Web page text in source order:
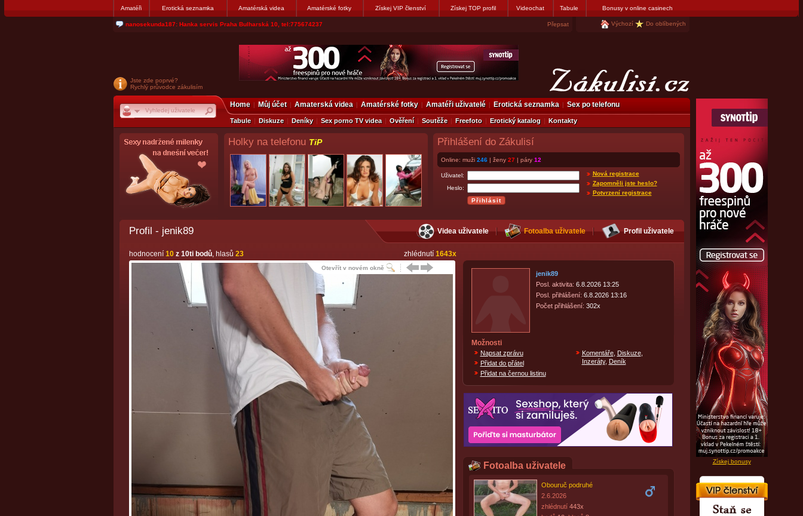
Amatéři Erotická seznamka Amatérská videa Amatérské fotky Získej VIP členství Získej TOP profil Videochat Tabule Bonusy v online casinech
jjoseff: Najde se par, ktery nekdy přemýšlel o divákovi. Napiste Přepsat Výchozí Do oblíbených
Získej bonusy
Jste zde poprvé?
Rychlý průvodce zákulisím
Home Můj účet Amaterská videa Amatérské fotky Amatéři uživatelé Erotická seznamka Sex po telefonu
Tabule Diskuze Deníky Sex porno TV videa Ověření Soutěže Freefoto Erotický katalog Kontakty
Holky na telefonu TiP Přihlášení do Zákulisí
Online: muži 246| ženy 27| páry 12
Uživatel:
Heslo:
Nová registrace
Zapomněli jste heslo?
Potvrzení registrace
Profil - jenik89 Videa uživatele Fotoalba uživatele Profil uživatele
zhlédnutí 1643x
hodnocení 10z 10ti bodů, hlasů 23
Otevřít v novém okně
jenik89
Posl. aktivita: 6.8.2026 13:25
Posl. přihlášení: 6.8.2026 13:16
Počet přihlášení: 302x
Možnosti
Napsat zprávu
Přidat do přátel
Přidat na černou listinu
Komentáře, Diskuze,
Inzeráty, Deník
Fotoalba uživatele
Obouruč podruhé
2.6.2026
zhlédnutí 443x